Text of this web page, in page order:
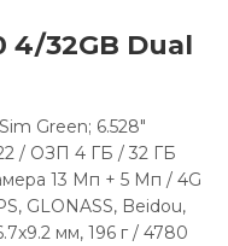
4/32GB Dual
Green; 6.528"
/ ОЗП 4 ГБ / 32 ГБ
13 Мп + 5 Мп / 4G
GLONASS, Beidou,
мм, 196 г / 4780